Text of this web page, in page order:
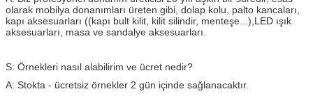
olarak mobilya donanımları üreten gibi, dolap kolu, palto kancaları,
kapı aksesuarları ((kapı bult kilit, kilit silindir, menteşe...),LED ışık
aksesuarları, masa ve sandalye aksesuarları.
S: Örnekleri nasıl alabilirim ve ücret nedir?
A: Stokta - ücretsiz örnekler 2 gün içinde sağlanacaktır.